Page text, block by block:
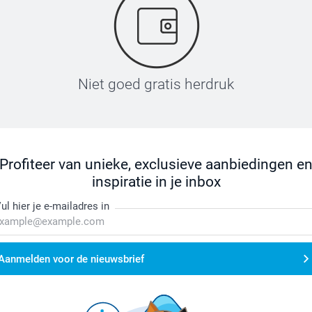
Niet goed gratis herdruk
Profiteer van unieke, exclusieve aanbiedingen en
inspiratie in je inbox
hier je e-mailadres in
voor de nieuwsbrief